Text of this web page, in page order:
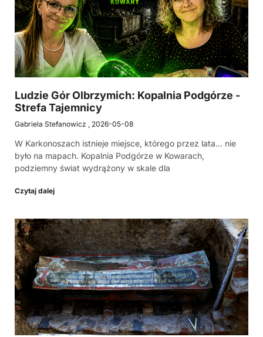
Ludzie Gór Olbrzymich: Kopalnia Podgórze -
Strefa Tajemnicy
Gabriela Stefanowicz 2026-05-08
W Karkonoszach istnieje miejsce, którego przez lata… nie
było na mapach. Kopalnia Podgórze w Kowarach,
podziemny świat wydrążony w skale dla
Czytaj dalej